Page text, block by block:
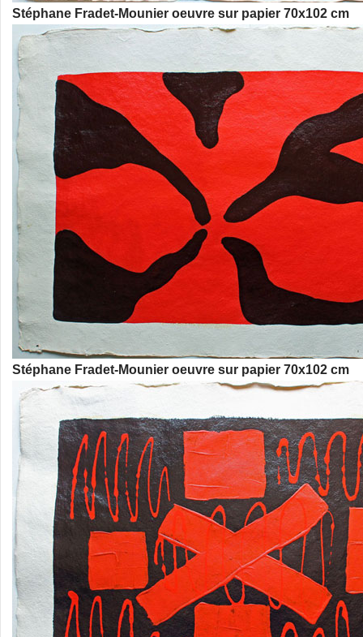
Stéphane Fradet-Mounier oeuvre sur papier 70x102 cm
Stéphane Fradet-Mounier oeuvre sur papier 70x102 cm